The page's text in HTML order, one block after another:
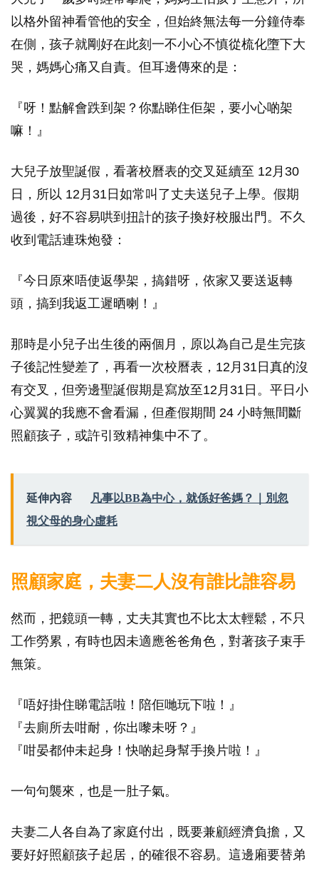
以格外留神看管他的安全，但始終無法每一分鐘侍奉
在側，孩子就剛好在此刻一不小心不慎從梳化墮下大
哭，媽媽心痛又自責。但耳邊傳來的是：
『呀！點解會跌到架？你點睇住佢架，要小心啲架
嘛！』
大兒子放聖誕假，看著校曆表的交叉延續至 12月30
日，所以 12月31日如常叫了丈夫送兒子上學。假期
過後，好不容易哄到扭計的孩子換好校服出門。不久
收到電話連珠炮發：
『今日原來唔使返學架，搞錯呀，依家又要送返轉
頭，搞到我返工遲晒喇！』
那時是小兒子出生後的兩個月，原以為自己是生完孩
子後記性變差了，再看一次校曆表，12月31日真的沒
有交叉，但旁邊聖誕假期是寫放至12月31日。平日小
心翼翼的我應不會看漏，但產假期間 24 小時無間斷
照顧孩子，或許引致精神集中不了。
延伸內容
凡事以BB為中心，就係好爸媽？｜別忽
視父母的身心虛耗
照顧家庭，夫妻二人沒有誰比誰容易
然而，把鏡頭一轉，丈夫其實也不比太太輕鬆，不只
工作勞累，有時也因未適應爸爸角色，對著孩子束手
無策。
『唔好掛住睇電話啦！陪佢哋玩下啦！』
『去廁所去咁耐，你出嚟未呀？』
『咁晏都仲未起身！快啲起身幫手換片啦！』
一句句襲來，也是一肚子氣。
夫妻二人各自為了家庭付出，既要兼顧經濟負擔，又
要好好照顧孩子起居，的確很不容易。這邊廂要替弟